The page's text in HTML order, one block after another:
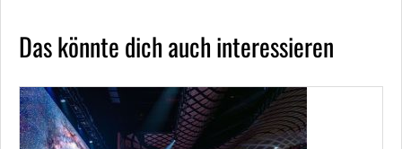
Das könnte dich auch interessieren